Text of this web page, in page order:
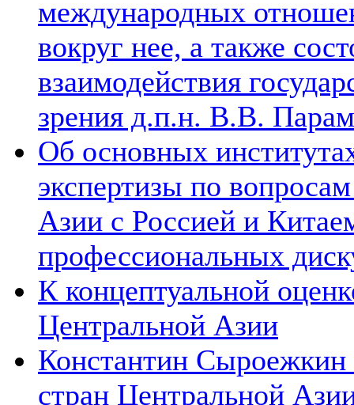
международных
вокруг нее, а также
взаимодействия
зрения д.п.н. В.В.
Об основных
экспертизы по
Азии с Россией и
профессиональных
К концептуальной
Центральной Азии
Константин Сыроежкин
стран Центральной